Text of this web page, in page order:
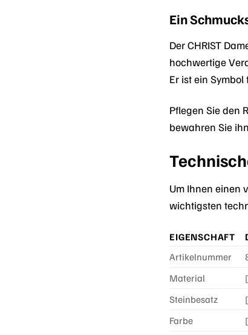
Ein
Der CHRIST
hochwertige
Er ist ein
Pflegen Sie den
bewahren Sie
Um Ihnen einen
wichtigsten
EIGENSCHAFT
Artikelnummer
Material
Steinbesatz
Farbe